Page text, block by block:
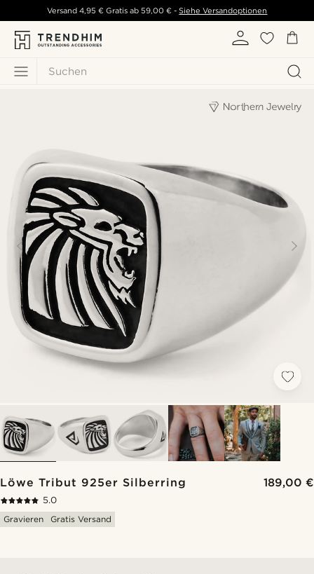
Suchen
Versand 4,95 € Gratis ab 59,00 € - Siehe Versandoptionen
Löwe Tribut 925er Silberring 189,00 €
5.0
Gravieren
Gratis Versand